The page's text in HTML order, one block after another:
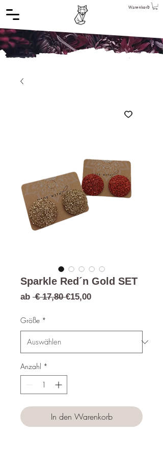
Warenkorb
Sparkle Red´n Gold SET
ab € 17,80 Standardpreis
€15,00Sale-
Größe *
Anzahl *
In den Warenkorb